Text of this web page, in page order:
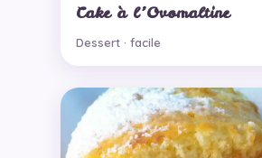
Cake à l’Ovomaltine
Dessert · facile